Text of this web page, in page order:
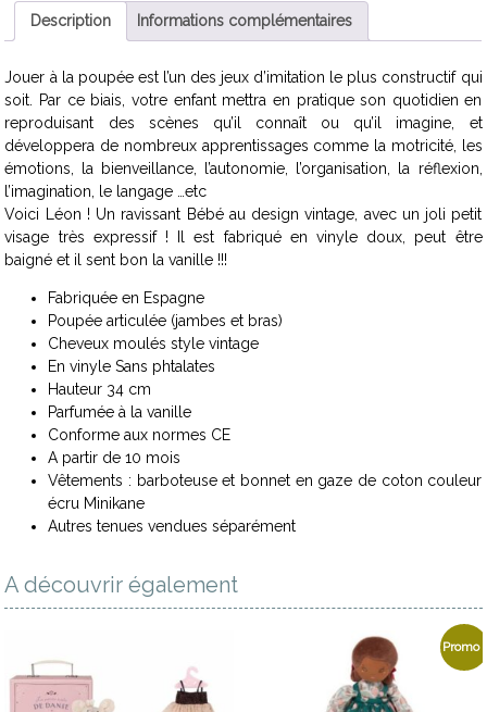
Description Informations complémentaires
Jouer à la poupée est l’un des jeux d’imitation le plus constructif qui
soit. Par ce biais, votre enfant mettra en pratique son quotidien en
reproduisant des scènes qu’il connaît ou qu’il imagine, et
développera de nombreux apprentissages comme la motricité, les
émotions, la bienveillance, l’autonomie, l’organisation, la réflexion,
l’imagination, le langage …etc
Voici Léon ! Un ravissant Bébé au design vintage, avec un joli petit
visage très expressif ! Il est fabriqué en vinyle doux, peut être
baigné et il sent bon la vanille !!!
Fabriquée en Espagne
Poupée articulée (jambes et bras)
Cheveux moulés style vintage
En vinyle Sans phtalates
Hauteur 34 cm
Parfumée à la vanille
Conforme aux normes CE
A partir de 10 mois
Vêtements : barboteuse et bonnet en gaze de coton couleur
écru Minikane
Autres tenues vendues séparément
A découvrir également
Promo !